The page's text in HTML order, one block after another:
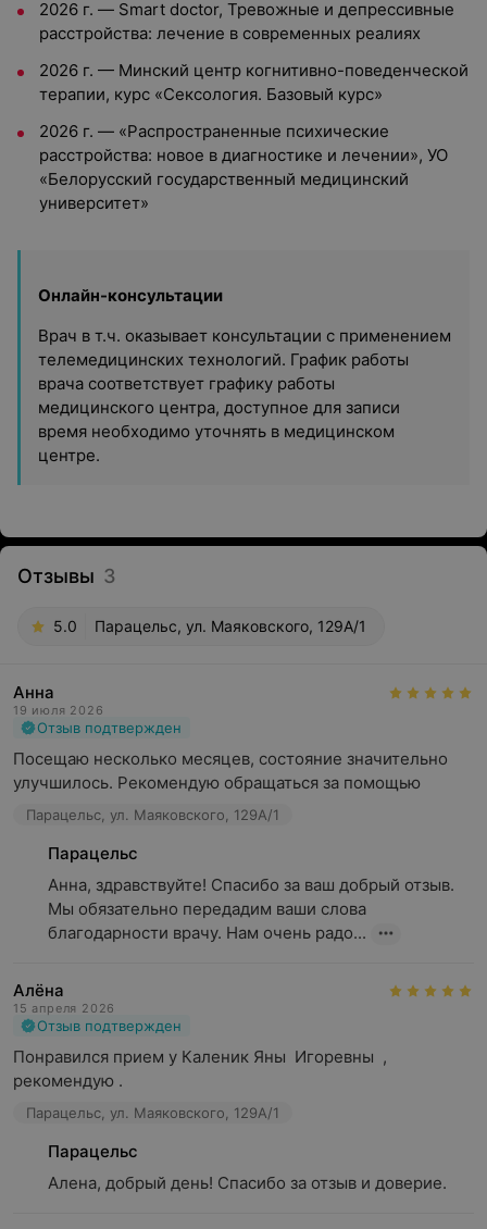
2026 г. — Smart doctor, Тревожные и депрессивные
расстройства: лечение в современных реалиях
2026 г. — Минский центр когнитивно-поведенческой
терапии, курс «Сексология. Базовый курс»
2026 г. — «Распространенные психические
расстройства: новое в диагностике и лечении», УО
«Белорусский государственный медицинский
университет»
Онлайн-консультации
Врач в т.ч. оказывает консультации с применением
телемедицинских технологий. График работы
врача соответствует графику работы
медицинского центра, доступное для записи
время необходимо уточнять в медицинском
центре.
Отзывы 3
5.0 Парацельс, ул. Маяковского, 129А/1
Анна
19 июля 2026
Отзыв подтвержден
Посещаю несколько месяцев, состояние значительно
улучшилось. Рекомендую обращаться за помощью
Парацельс, ул. Маяковского, 129А/1
Парацельс
Анна, здравствуйте! Спасибо за ваш добрый отзыв.
Мы обязательно передадим ваши слова
благодарности врачу. Нам очень радо...
Алёна
15 апреля 2026
Отзыв подтвержден
Понравился прием у Каленик Яны  Игоревны  ,
рекомендую .
Парацельс, ул. Маяковского, 129А/1
Парацельс
Алена, добрый день! Спасибо за отзыв и доверие.